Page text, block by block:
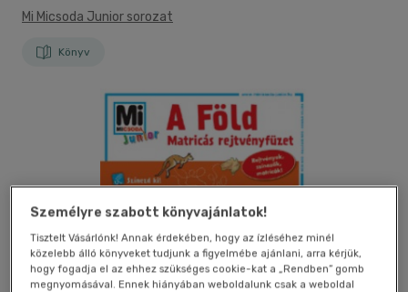
Mi Micsoda Junior sorozat
Könyv
Személyre szabott könyvajánlatok!
Tisztelt Vásárlónk! Annak érdekében, hogy az ízléséhez minél
közelebb álló könyveket tudjunk a figyelmébe ajánlani, arra kérjük,
hogy fogadja el az ehhez szükséges cookie-kat a „Rendben” gomb
megnyomásával. Ennek hiányában weboldalunk csak a weboldal